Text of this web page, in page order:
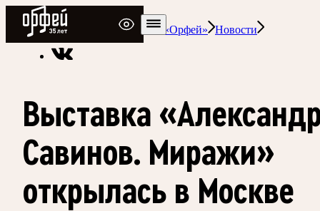
Радио Орфей
Радио классической музыки «Орфей»
Новости
Выставка
Савинов. Миражи»
открылась в Москве